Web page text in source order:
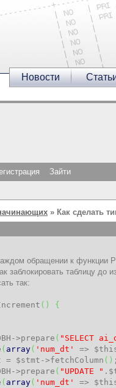
Новости
Зайти
» Как сделать
обращении к функции
заблокировать таблицу до
так:
( )
{
->prepare ( "SELECT
( array( 'num_dt' =>
= $stmt ->fetchColumn ( ) ;
->prepare ( "UPDATE " .
( array( 'num_dt' =>